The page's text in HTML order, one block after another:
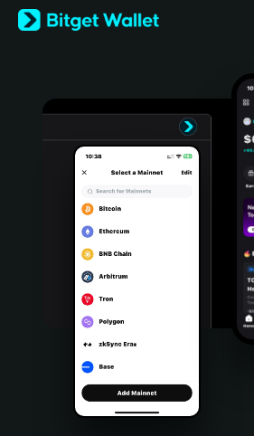
English
日本語
Türkçe
Português (Portugal)
Bahasa Indonesia
Português (Brasil)
Español (Argentina)